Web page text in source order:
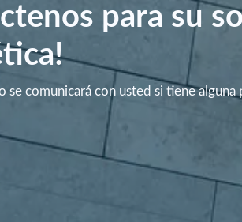
para su
se comunicará con usted si tiene alguna